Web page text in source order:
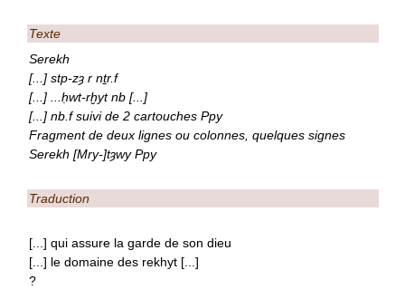
Texte
Serekh
[...] stp-zȝ r nṯr.f
[...] ...ḥwt-rḫyt nb [...]
[...] nb.f suivi de 2 cartouches Ppy
Fragment de deux lignes ou colonnes, quelques signes
Serekh [Mry-]tȝwy Ppy
Traduction
[...] qui assure la garde de son dieu
[...] le domaine des rekhyt [...]
?